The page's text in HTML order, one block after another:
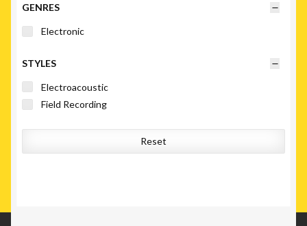
GENRES
Electronic
STYLES
Electroacoustic
Field Recording
Reset